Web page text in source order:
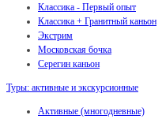
Классика - Первый опыт
Классика + Гранитный каньон
Экстрим
Московская бочка
Серегин каньон
Туры: активные и экскурсионные
Активные (многодневные)